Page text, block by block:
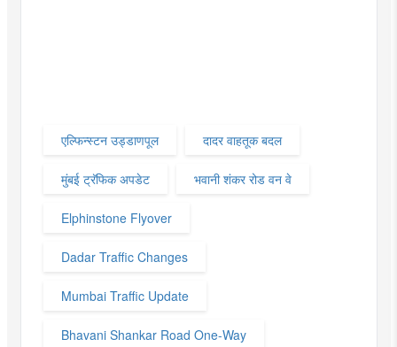
एल्फिन्स्टन उड्डाणपूल दादर वाहतूक बदल
मुंबई ट्रॅफिक अपडेट भवानी शंकर रोड वन वे
Elphinstone Flyover
Dadar Traffic Changes
Mumbai Traffic Update
Bhavani Shankar Road One-Way